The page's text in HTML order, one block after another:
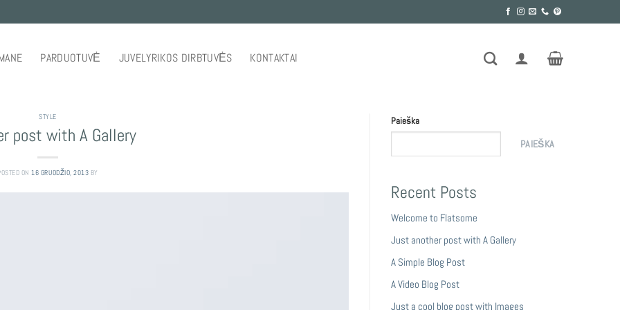
PARDUOTUVĖ JUVELYRIKOS DIRBTUVĖS KONTAKTAI
STYLE
post with A Gallery
ON 16 GRUODŽIO, 2013 BY
Paieška
PAIEŠKA
Recent Posts
Welcome to Flatsome
Just another post with A Gallery
A Simple Blog Post
A Video Blog Post
Just a cool blog post with Images